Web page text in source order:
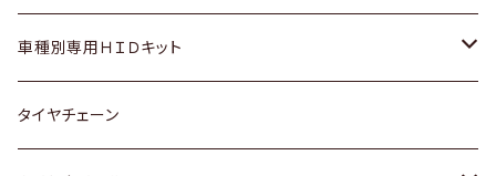
マツダ
三菱
ダイハツ
マツダ
日産
いすゞ
スズキ
日産
ホンダ
スズキ
ホンダ
スズキ
車種別専用ＨＩＤキット
トヨタ
タイヤチェーン